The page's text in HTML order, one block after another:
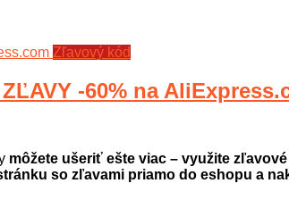
Zľavový kód
-60% na
môžete ušeriť ešte viac – využite
so zľavami priamo do eshopu a